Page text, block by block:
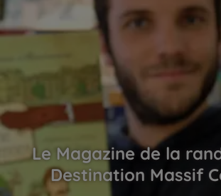
Le Magazine de la
Destination Massif